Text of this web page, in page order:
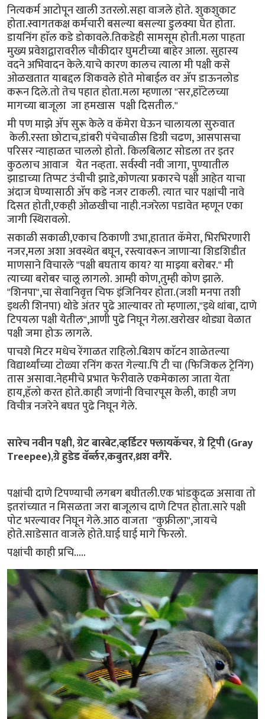
नित्यकर्म आटोपून खाली उतरलो.सहा वाजले होते. शुकशुकाट
होता.स्वागतकक्ष कर्मचारी बसल्या बसल्या डुलक्या घेत होता.
डायनिंग हाॅल कडे डोकावले.तिकडेही सामसूम होती.मला पाहता
मुख्य प्रवेशद्वारावरील चौकीदार घुमटीच्या बाहेर आला. सुहास्य
वदने अभिवादन केले.याचे कारण कालच त्याला मी पक्षी कसे
ओळखतात याबद्दल शिकवले होते मोबाईल वर ॲप डाऊनलोड
करून दिले.तो तेच पहात होता.मला म्हणाला "सर,हाॅटेलच्या
मागच्या बाजूला जा हमखास पक्षी दिसतील."
मी पण माझे ॲप सुरू केले व कॅमेरा घेऊन चालायला सुरुवात
केली.रस्ता छोटाच,डांबरी पंचेचाळीस डिग्री चढण, आसपासचा
परिसर न्याहाळत चाललो होतो. किलबिलाट सोडला तर इतर
कुठलाच आवाज येत नव्हता. सर्वस्वी नवी जागा, पुण्यातील
झाडाच्या तिप्पट उंचीची झाडे,कोणत्या प्रकारचे पक्षी आहेत याचा
अंदाज घेण्यासाठी ॲप कडे नजर टाकली. त्यात चार पक्षांची नावे
दिसत होती,एकही ओळखीचा नाही.नजरेला पडावेत म्हणून एका
जागी स्थिरावलो.
सकाळी सकाळी,एकाच ठिकाणी उभा,हातात कॅमेरा, भिरभिरणारी
नजर,मला अशा अवस्थेत बघून, रस्त्यावरून जाणाऱ्या शिडशिडीत
माणसाने विचारले "पक्षी बघताय काय? या माझ्या बरोबर." मी
त्याच्या बरोबर चालू लागलो. आम्ही कोण,तुम्ही कोण झाले.
"शिनपा",चा सेवानिवृत्त चिफ इंजिनियर होता.(जशी मनपा तशी
इथली शिनपा) थोडे अंतर पुढे आल्यावर तो म्हणाला,"इथे थांबा, दाणे
टिपयला पक्षी येतील",आणी पुढे निघून गेला.खरोखर थोड्या वेळात
पक्षी जमा होऊ लागले.
पाचशे मिटर मधेच रेंगाळत राहिलो.बिशप काॅटन शाळेतल्या
विद्यार्थ्यांच्या टोळ्या रनिंग करत गेल्या.पि टी चा (फिजिकल ट्रेनिंग)
तास असावा.नेहमीचे प्रभात फेरीवाले एकमेकाला जाता येता
हाय,हॅलो करत होते.काही जणांनी विचारपूस केली, काही जण
विचीत्र नजरेने बघत पुढे निघून गेले.
सारेच नवीन पक्षी, ग्रेट बारबेट,व्हर्डिटर फ्लायकॅचर, ग्रे ट्रिपी (Gray
Treepee),ग्रे हुडेड वॅर्ब्लर,कबुतर,थ्रश वगैरे.
पक्षांची दाणे टिपण्याची लगबग बघीतली.एक भांडकुदळ असावा तो
इतरांच्यात न मिसळता जरा बाजूलाच दाणे टिपत होता.सारे पक्षी
पोट भरल्यावर निघून गेले.आठ वाजता "कुफ्रीला",जायचे
होते.साडेसात वाजले होते.घाई घाई मागे फिरलो.
पक्षांची काही प्रचि.....